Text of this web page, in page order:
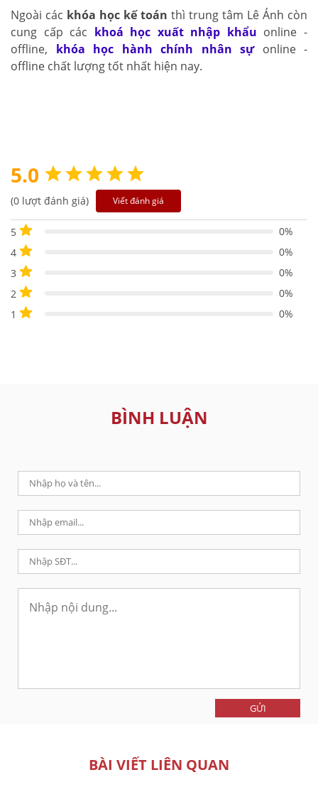
Ngoài các khóa học kế toán thì trung tâm Lê Ánh còn
cung cấp các khoá học xuất nhập khẩu online -
offline, khóa học hành chính nhân sựonline -
offline chất lượng tốt nhất hiện nay.
5.0
(0 lượt đánh giá) Viết đánh giá
5
0%
4
0%
3
0%
2
0%
1
0%
BÌNH LUẬN
GỬI
BÀI VIẾT LIÊN QUAN